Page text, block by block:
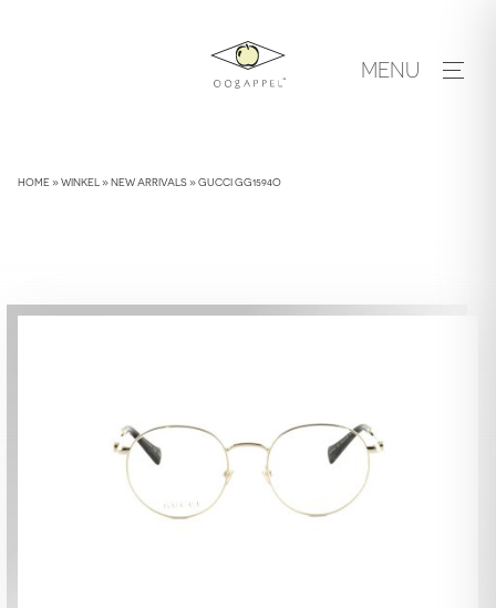
MENU
HOME»WINKEL »NEW ARRIVALS»GUCCI GG1594O